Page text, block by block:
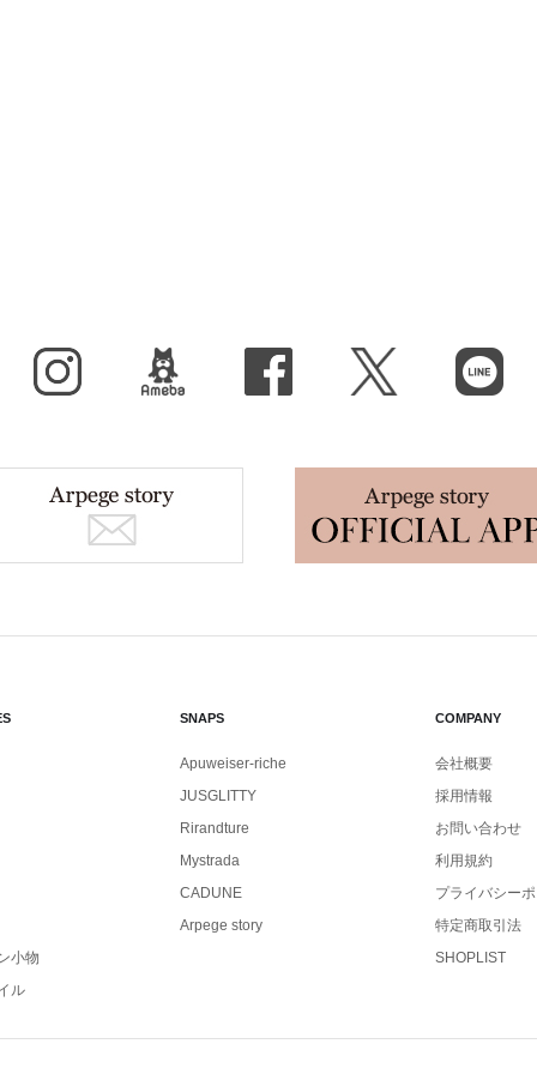
X（旧Twitter）
小物
ル
SNAPS
Apuweiser-riche
JUSGLITTY
Rirandture
Mystrada
CADUNE
Arpege story
COMPANY
会社概要
採用情報
お問い合わせ
利用規約
プライバシー
特定商取引法
SHOPLIST